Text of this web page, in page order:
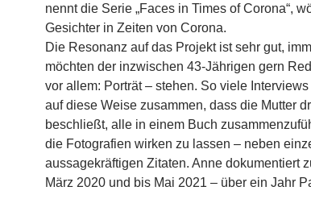
nennt die Serie „Faces in Times of Corona“,
Gesichter in Zeiten von Corona.
Die Resonanz auf das Projekt ist sehr gut,
möchten der inzwischen 43-Jährigen gern
vor allem: Porträt – stehen. So viele
auf diese Weise zusammen, dass die Mutter
beschließt, alle in einem Buch
die Fotografien wirken zu lassen – neben
aussagekräftigen Zitaten. Anne dokumentiert
März 2020 und bis Mai 2021 – über ein Jahr